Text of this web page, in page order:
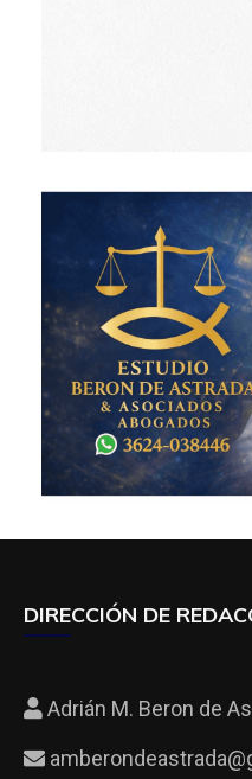
DIRECCIÓN DE
Adrián M. Beron de